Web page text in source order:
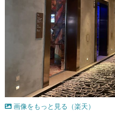
画像をもっと見る（楽天）